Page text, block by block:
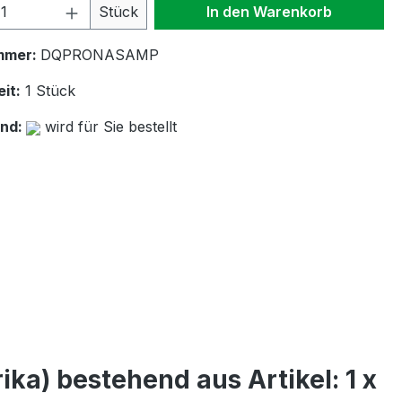
Anzahl: Gib den gewünschten Wert
Stück In den Warenkorb
DQPRONASAMP
1 Stück
wird für Sie bestellt
bestehend aus Artikel: 1 x